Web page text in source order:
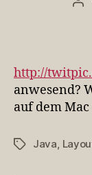
http://
anwesend?
auf dem
Schlagwörter
Java,